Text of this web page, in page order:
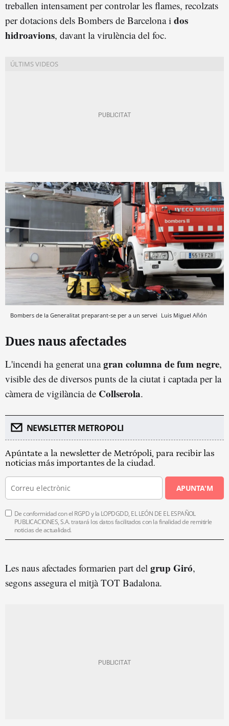
treballen intensament per controlar les flames, recolzats
per dotacions dels Bombers de Barcelona i dos
hidroavions, davant la virulència del foc.
Bombers de la Generalitat preparant-se per a un servei Luis Miguel Añón
Dues naus afectades
L'incendi ha generat unagran columna de fum negre,
visible des de diversos punts de la ciutat i captada per la
càmera de vigilància de Collserola.
NEWSLETTER METROPOLI
Apúntate a la newsletter de Metrópoli, para recibir las
noticias más importantes de la ciudad.
APUNTA'M
De conformidad con el RGPD y la LOPDGDD, EL LEÓN DE EL ESPAÑOL
PUBLICACIONES, S.A. tratará los datos facilitados con la finalidad de remitirle
noticias de actualidad.
Les naus afectades formarien part del grup Giró,
segons assegura el mitjà TOT Badalona.